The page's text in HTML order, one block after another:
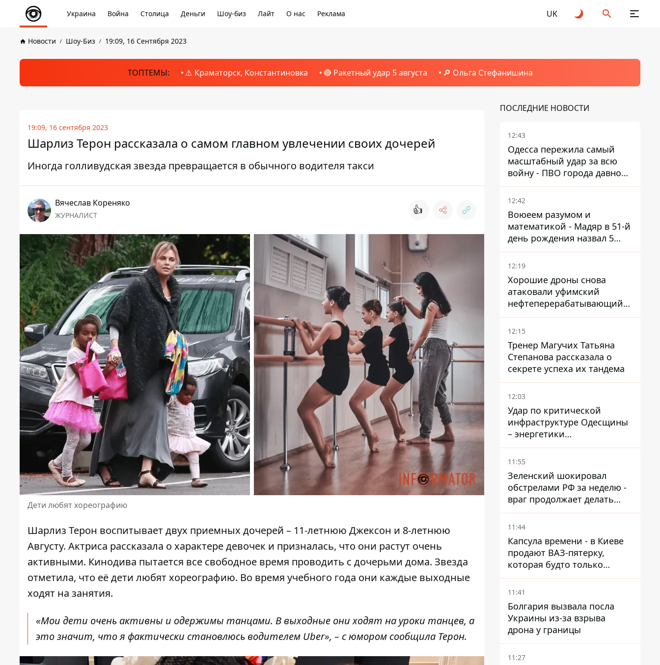
Украина Война Столица Деньги Шоу-биз Лайт О нас Реклама UK
Новости Шоу-Биз 19:09, 16 Сентября 2023
ТОПТЕМЫ: ⚠️ Краматорск, Константиновка 🔴 Ракетный удар 5 августа 🔎 Ольга Стефанишина
19:09, 16 сентября 2023
Шарлиз Терон рассказала о самом главном увлечении своих дочерей
Иногда голливудская звезда превращается в обычного водителя такси
Вячеслав Кореняко
ЖУРНАЛИСТ 👍
Дети любят хореографию
Шарлиз Терон воспитывает двух приемных дочерей – 11-летнюю Джексон и 8-летнюю
Августу. Актриса рассказала о характередевочек и призналась, что они растут очень
активными. Кинодива пытается все свободное время проводить с дочерьми дома. Звезда
отметила, что её дети любят хореографию. Во время учебного года они каждые выходные
ходят на занятия.
«Мои дети очень активны и одержимы танцами. В выходные они ходят на уроки танцев, а
это значит, что я фактически становлюсь водителем Uber», – с юмором сообщила Терон.
ПОСЛЕДНИЕ НОВОСТИ
12:43
Одесса пережила самый
масштабный удар за всю
войну - ПВО города давно
нуждается в усилении
12:42
Воюеем разумом и
математикой - Мадяр в 51-й
день рождения назвал 5
условий поражения РФ
12:19
Хорошие дроны снова
атаковали уфимский
нефтеперерабатывающий
кластер – один упал на
недострой
12:15
Тренер Магучих Татьяна
Степанова рассказала о
секрете успеха их тандема
12:03
Удар по критической
инфраструктуре Одесщины
– энергетики
восстанавливают свет
11:55
Зеленский шокировал
обстрелами РФ за неделю -
враг продолжает делать
ставку на баллистический
террор
11:44
Капсула времени - в Киеве
продают ВАЗ-пятерку,
которая будто только
сошла с конвейера
11:41
Болгария вызвала посла
Украины из-за взрыва
дрона у границы
11:27